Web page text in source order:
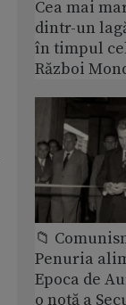
Cea mai
dintr-un
în timpul
Război
📁
Penuria
Epoca de
o notă a